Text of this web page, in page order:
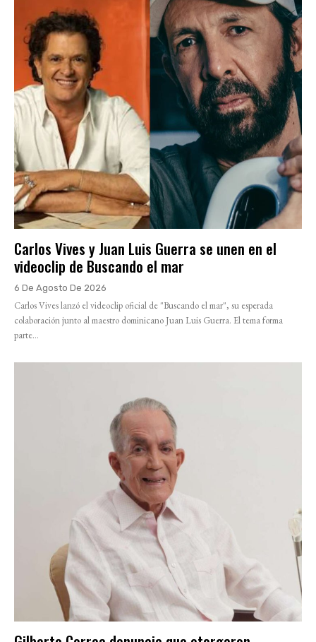
Carlos Vives y Juan Luis Guerra se unen en el
videoclip de Buscando el mar
6 De Agosto De 2026
Carlos Vives lanzó el videoclip oficial de "Buscando el mar", su esperada
colaboración junto al maestro dominicano Juan Luis Guerra. El tema forma
parte...